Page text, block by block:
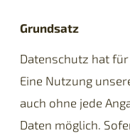
Grundsatz
Datenschutz hat
Eine Nutzung
auch ohne jede
Daten möglich.